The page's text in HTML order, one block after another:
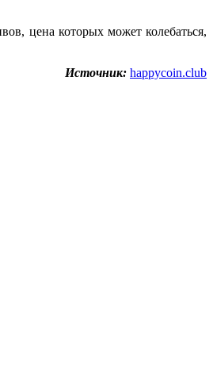
цена которых может колебаться,
Источник: happycoin.club